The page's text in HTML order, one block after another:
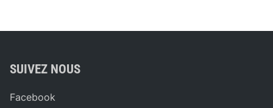
SUIVEZ NOUS
Facebook